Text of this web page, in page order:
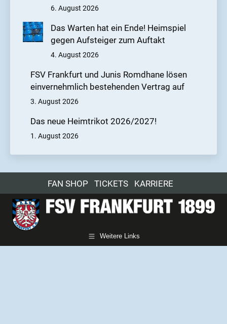
6. August 2026
Das Warten hat ein Ende! Heimspiel
gegen Aufsteiger zum Auftakt
4. August 2026
FSV Frankfurt und Junis Romdhane lösen
einvernehmlich bestehenden Vertrag auf
3. August 2026
Das neue Heimtrikot 2026/2027!
1. August 2026
FAN SHOP TICKETS KARRIERE
Weitere Links